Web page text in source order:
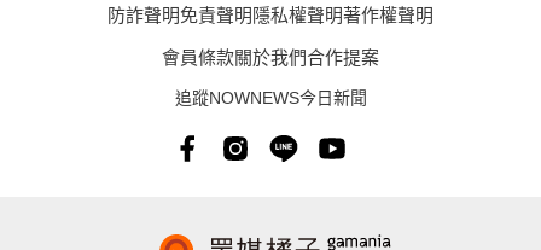
防詐聲明免責聲明隱私權聲明著作權聲明
會員條款關於我們合作提案
追蹤NOWNEWS今日新聞